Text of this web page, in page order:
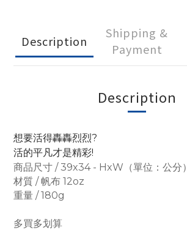
Description
Shipping &
Payment
Description
想要活得轟轟烈烈?
活的平凡才是精彩!
商品尺寸 / 39x34 - HxW（單位：公分）
材質 / 帆布 12oz
重量 / 180g
多買多划算